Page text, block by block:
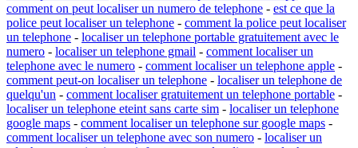
comment on peut localiser un numero de telephone - est ce que la
police peut localiser un telephone - comment la police peut localiser
un telephone - localiser un telephone portable gratuitement avec le
numero - localiser un telephone gmail - comment localiser un
telephone avec le numero - comment localiser un telephone apple -
comment peut-on localiser un telephone - localiser un telephone de
quelqu'un - comment localiser gratuitement un telephone portable -
localiser un telephone eteint sans carte sim - localiser un telephone
google maps - comment localiser un telephone sur google maps -
comment localiser un telephone avec son numero - localiser un